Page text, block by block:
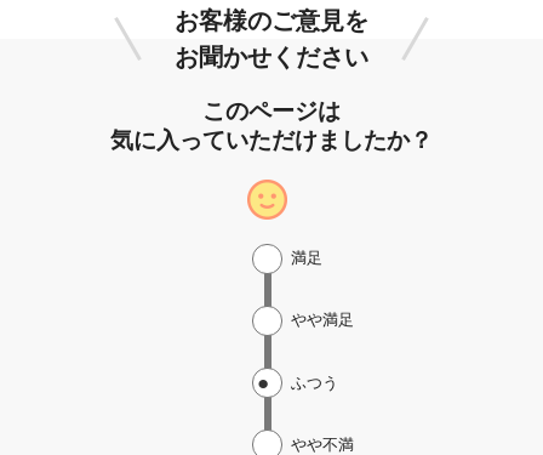
お客様のご意見を
お聞かせください
このページは
気に入っていただけましたか？
やや不満
ふつう
やや満足
満足